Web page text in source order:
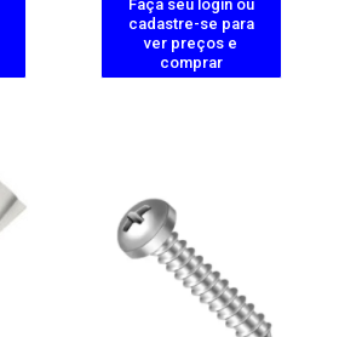
Faça seu login ou
cadastre-se para
ver preços e
comprar